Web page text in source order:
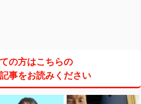
の方はこちらの
事をお読みください